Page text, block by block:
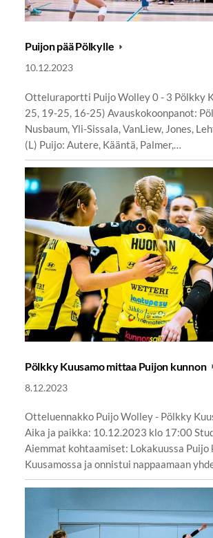
Puijon pää Pölkylle
10.12.2023
Otteluraportti Puijo Wolley 0 - 3 Pölkky
25, 19-25, 16-25) Avauskokoonpanot:
Nusbaum, Yli-Sissala, VanLiew, Jones,
(L) Puijo: Autere, Kääntä, Palmer,…
Pölkky Kuusamo mittaa Puijon kunnon
8.12.2023
Otteluennakko Puijo Wolley - Pölkky
Aika ja paikka: 10.12.2023 klo 17:00
Aiemmat kohtaamiset: Lokakuussa Puijo
Kuusamossa ja onnistui nappaamaan